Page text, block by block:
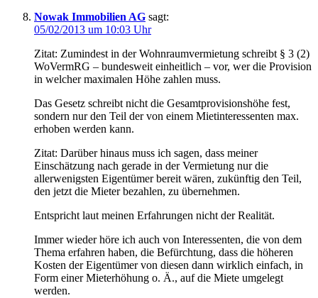
Nowak Immobilien AG sagt:
05/02/2013 um 10:03 Uhr
Zitat: Zumindest in der Wohnraumvermietung schreibt § 3 (2)
WoVermRG – bundesweit einheitlich – vor, wer die Provision
in welcher maximalen Höhe zahlen muss.
Das Gesetz schreibt nicht die Gesamtprovisionshöhe fest,
sondern nur den Teil der von einem Mietinteressenten max.
erhoben werden kann.
Zitat: Darüber hinaus muss ich sagen, dass meiner
Einschätzung nach gerade in der Vermietung nur die
allerwenigsten Eigentümer bereit wären, zukünftig den Teil,
den jetzt die Mieter bezahlen, zu übernehmen.
Entspricht laut meinen Erfahrungen nicht der Realität.
Immer wieder höre ich auch von Interessenten, die von dem
Thema erfahren haben, die Befürchtung, dass die höheren
Kosten der Eigentümer von diesen dann wirklich einfach, in
Form einer Mieterhöhung o. Ä., auf die Miete umgelegt
werden.